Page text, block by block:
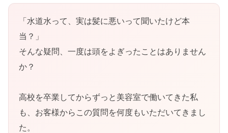
「水道水って、実は髪に悪いって聞いたけど本
当？」
そんな疑問、一度は頭をよぎったことはありません
か？
高校を卒業してからずっと美容室で働いてきた私
も、お客様からこの質問を何度もいただいてきまし
た。